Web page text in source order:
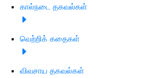
கால்நடை தகவல்கள்
வெற்றிக் கதைகள்
விவசாய தகவல்கள்